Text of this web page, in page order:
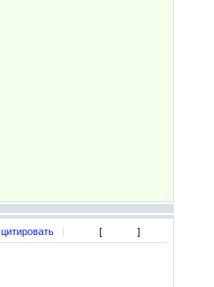
цитировать [ ]